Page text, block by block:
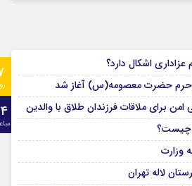
عزادارى اشکال دارد؟
حرم حضرت معصومه(س) آغاز شد
امن برای ملاقات فرزندان طلاق با والدین
چیست؟
وزارت
لاله تهران